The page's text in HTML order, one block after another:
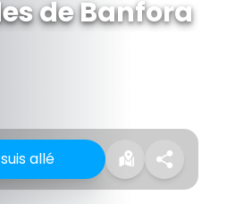
de Banfora
allé